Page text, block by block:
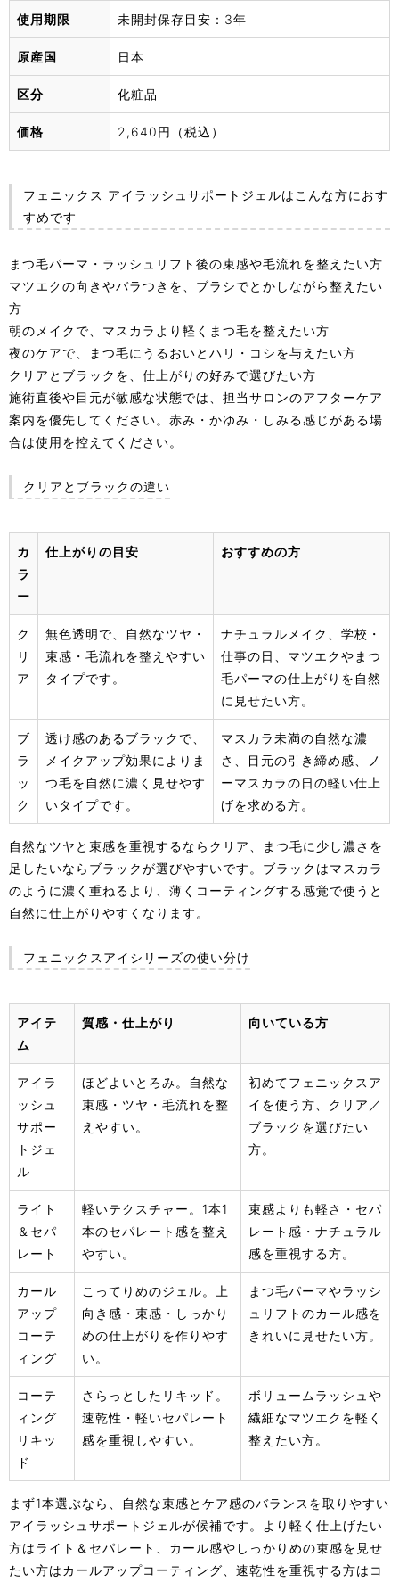
使用期限 未開封保存目安：3年
原産国 日本
区分 化粧品
価格 2,640円（税込）
フェニックス アイラッシュサポートジェルはこんな方におす
すめです
まつ毛パーマ・ラッシュリフト後の束感や毛流れを整えたい方
マツエクの向きやバラつきを、ブラシでとかしながら整えたい
方
朝のメイクで、マスカラより軽くまつ毛を整えたい方
夜のケアで、まつ毛にうるおいとハリ・コシを与えたい方
クリアとブラックを、仕上がりの好みで選びたい方
施術直後や目元が敏感な状態では、担当サロンのアフターケア
案内を優先してください。赤み・かゆみ・しみる感じがある場
合は使用を控えてください。
クリアとブラックの違い
カ
ラ
ー
仕上がりの目安 おすすめの方
ク
リ
ア
無色透明で、自然なツヤ・
束感・毛流れを整えやすい
タイプです。
ナチュラルメイク、学校・
仕事の日、マツエクやまつ
毛パーマの仕上がりを自然
に見せたい方。
ブ
ラ
ッ
ク
透け感のあるブラックで、
メイクアップ効果によりま
つ毛を自然に濃く見せやす
いタイプです。
マスカラ未満の自然な濃
さ、目元の引き締め感、ノ
ーマスカラの日の軽い仕上
げを求める方。
自然なツヤと束感を重視するならクリア、まつ毛に少し濃さを
足したいならブラックが選びやすいです。ブラックはマスカラ
のように濃く重ねるより、薄くコーティングする感覚で使うと
自然に仕上がりやすくなります。
フェニックスアイシリーズの使い分け
アイテ
ム
質感・仕上がり 向いている方
アイラ
ッシュ
サポー
トジェ
ル
ほどよいとろみ。自然な
束感・ツヤ・毛流れを整
えやすい。
初めてフェニックスア
イを使う方、クリア／
ブラックを選びたい
方。
ライト
＆セパ
レート
軽いテクスチャー。1本1
本のセパレート感を整え
やすい。
束感よりも軽さ・セパ
レート感・ナチュラル
感を重視する方。
カール
アップ
コーテ
ィング
こってりめのジェル。上
向き感・束感・しっかり
めの仕上がりを作りやす
い。
まつ毛パーマやラッシ
ュリフトのカール感を
きれいに見せたい方。
コーテ
ィング
リキッ
ド
さらっとしたリキッド。
速乾性・軽いセパレート
感を重視しやすい。
ボリュームラッシュや
繊細なマツエクを軽く
整えたい方。
まず1本選ぶなら、自然な束感とケア感のバランスを取りやすい
アイラッシュサポートジェルが候補です。より軽く仕上げたい
方はライト＆セパレート、カール感やしっかりめの束感を見せ
たい方はカールアップコーティング、速乾性を重視する方はコ